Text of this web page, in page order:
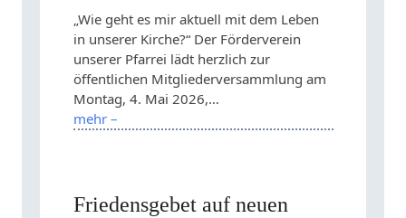
„Wie geht es mir aktuell mit dem Leben
in unserer Kirche?“ Der Förderverein
unserer Pfarrei lädt herzlich zur
öffentlichen Mitgliederversammlung am
Montag, 4. Mai 2026,…
mehr –
Friedensgebet auf neuen